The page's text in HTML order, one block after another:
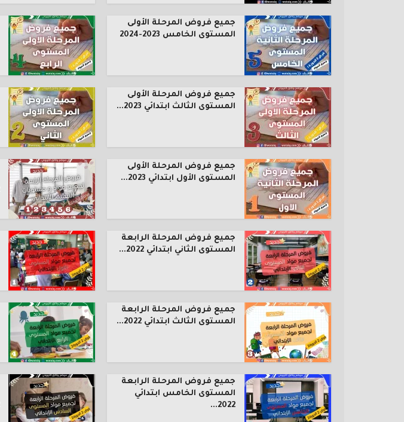
جميع فروض المرحلة الأولى
المستوى الخامس 2023-2024
جميع فروض المرحلة الأولى
المستوى الثالث ابتدائي 2023...
جميع فروض المرحلة الأولى
المستوى الأول ابتدائي 2023...
جميع فروض المرحلة الرابعة
المستوى الثاني ابتدائي 2022...
جميع فروض المرحلة الرابعة
المستوى الثالث ابتدائي 2022...
جميع فروض المرحلة الرابعة
المستوى الخامس ابتدائي
2022...